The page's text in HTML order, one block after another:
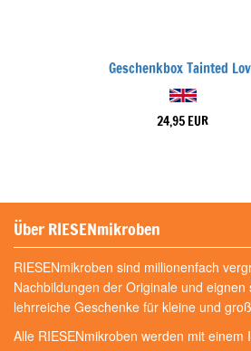
Geschenkbox Tainted
24,95 EUR
Über RIESENmikroben
RIESENmikroben sind millionenfach
Nachbildungen der Originale und
lehrreiche Geschenke für kleine und
Alle RIESENmikroben werden mit einem